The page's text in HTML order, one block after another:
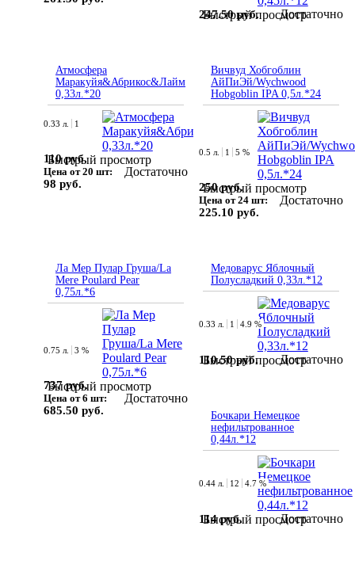
Быстрый просмотр
247.50 руб. Достаточно
Атмосфера
Маракуйя&Абрикос&Лайм
0,33л.*20
Быстрый просмотр
0.33 л. 1
110 руб.
Цена от 20 шт:
98 руб.
Достаточно
Вичвуд Хобгоблин
АйПиЭй/Wychwood
Hobgoblin IPA 0,5л.*24
Быстрый просмотр
0.5 л. 1 5 %
250 руб.
Цена от 24 шт:
225.10 руб.
Достаточно
Ла Мер Пулар Груша/La
Mere Poulard Pear
0,75л.*6
Быстрый просмотр
0.75 л. 3 %
737 руб.
Цена от 6 шт:
685.50 руб.
Достаточно
Медоварус Яблочный
Полусладкий 0,33л.*12
Быстрый просмотр
0.33 л. 1 4.9 %
110.50 руб. Достаточно
Бочкари Немецкое
нефильтрованное
0,44л.*12
Быстрый просмотр
0.44 л. 12 4.7 %
114 руб. Достаточно